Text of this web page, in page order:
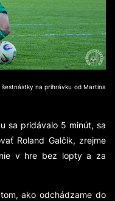
na prihrávku od Martina
sa pridávalo 5 minút, sa
Roland Galčík, zrejme
v hre bez lopty a za
ako odchádzame do